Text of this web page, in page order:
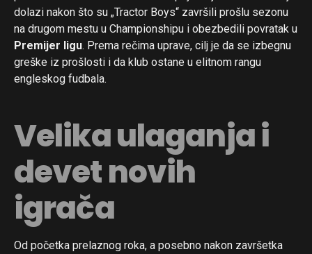
dolazi nakon što su „Tractor Boys“ završili prošlu sezonu
na drugom mestu u Championshipu i obezbedili povratak u
Premijer ligu. Prema rečima uprave, cilj je da se izbegnu
greške iz prošlosti i da klub ostane u elitnom rangu
engleskog fudbala.
Velika ulaganja i
devet novih
igrača
Od početka prelaznog roka, a posebno nakon završetka